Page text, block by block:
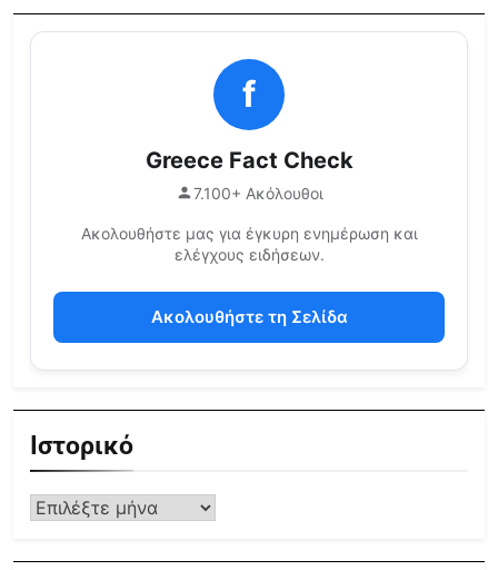
f
Greece Fact Check
7.100+ Ακόλουθοι
Ακολουθήστε μας για έγκυρη ενημέρωση και
ελέγχους ειδήσεων.
Ακολουθήστε τη Σελίδα
Ιστορικό